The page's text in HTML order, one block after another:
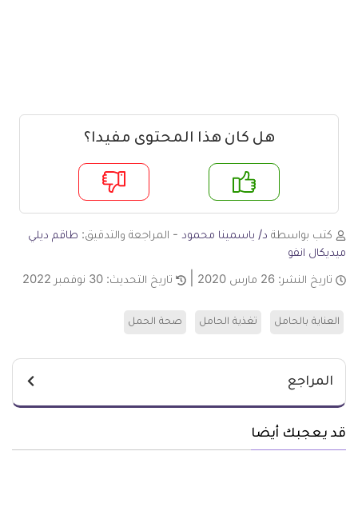
هل كان هذا المحتوى مفيدا؟
لا
كتب بواسطة د/ ياسمينا محمود - المراجعة والتدقيق: طاقم ديلي
ميديكال انفو
تاريخ النشر: 26 مارس 2020 تاريخ التحديث: 30 نوفمبر 2022
العناية بالحامل تغذية الحامل صحة الحمل
المراجع
قد يعجبك أيضا